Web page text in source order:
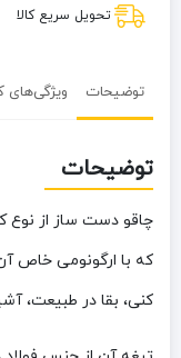
تحویل سریع کالا
توضیحات ویژگی‌های
توضیحات
چاقو دست ساز از نوع
که با ارگونومی خاص
کنی، بقا در طبیعت،